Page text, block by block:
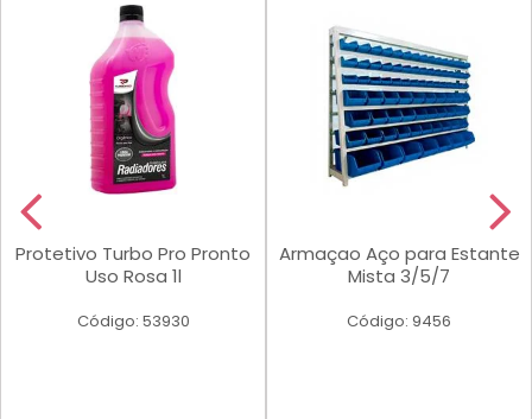
Protetivo Turbo Pro Pronto
Uso Rosa 1l
Código: 53930
Armaçao Aço para Estante
Mista 3/5/7
Código: 9456